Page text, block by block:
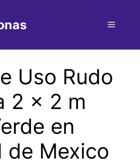
Menú
Uso Rudo
2 x 2 m
en
de Mexico